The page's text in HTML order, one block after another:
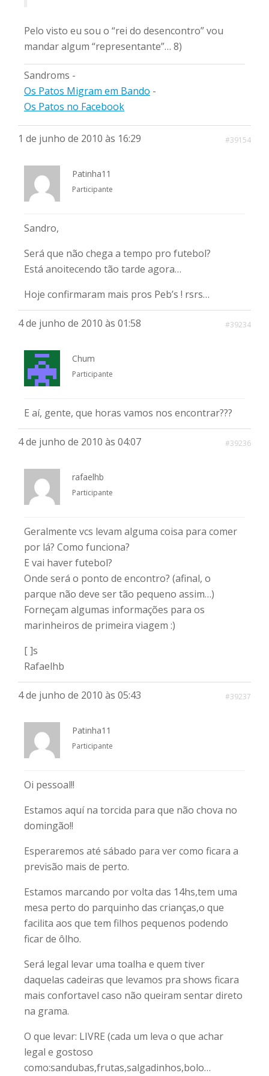
Pelo visto eu sou o “rei do desencontro” vou
mandar algum “representante”… 8)
Sandroms -
Os Patos Migram em Bando -
Os Patos no Facebook
1 de junho de 2010 às 16:29 #39154
Patinha11
Participante
Sandro,
Será que não chega a tempo pro futebol?
Está anoitecendo tão tarde agora…
Hoje confirmaram mais pros Peb’s ! rsrs…
4 de junho de 2010 às 01:58 #39234
Chum
Participante
E aí, gente, que horas vamos nos encontrar???
4 de junho de 2010 às 04:07 #39236
rafaelhb
Participante
Geralmente vcs levam alguma coisa para comer
por lá? Como funciona?
E vai haver futebol?
Onde será o ponto de encontro? (afinal, o
parque não deve ser tão pequeno assim…)
Forneçam algumas informações para os
marinheiros de primeira viagem :)
[ ]s
Rafaelhb
4 de junho de 2010 às 05:43 #39237
Patinha11
Participante
Oi pessoal!!
Estamos aquí na torcida para que não chova no
domingão!!
Esperaremos até sábado para ver como ficara a
previsão mais de perto.
Estamos marcando por volta das 14hs,tem uma
mesa perto do parquinho das crianças,o que
facilita aos que tem filhos pequenos podendo
ficar de ôlho.
Será legal levar uma toalha e quem tiver
daquelas cadeiras que levamos pra shows ficara
mais confortavel caso não queiram sentar direto
na grama.
O que levar: LIVRE (cada um leva o que achar
legal e gostoso
como:sandubas,frutas,salgadinhos,bolo…